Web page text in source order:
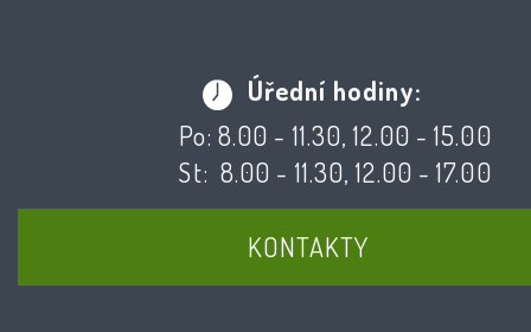
Úřední hodiny:
Po: 8.00 - 11.30, 12.00 - 15.00
St: 8.00 - 11.30, 12.00 - 17.00
KONTAKTY